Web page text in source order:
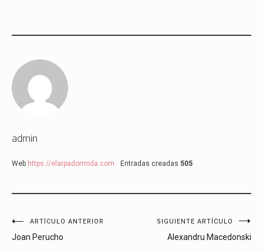
admin
Web https://elarpadormida.com Entradas creadas 505
Navegación
ARTÍCULO ANTERIOR
Joan Perucho
SIGUIENTE ARTÍCULO
Alexandru Macedonski